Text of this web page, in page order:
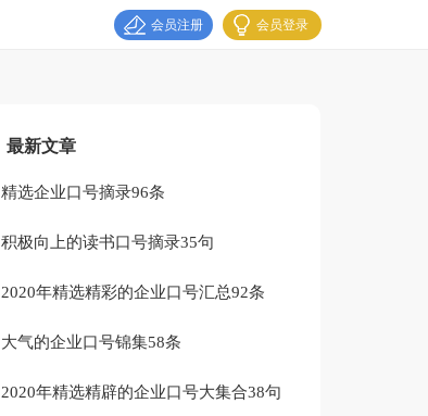
会员登录
会员注册
最新文章
精选企业口号摘录96条
积极向上的读书口号摘录35句
2020年精选精彩的企业口号汇总92条
大气的企业口号锦集58条
2020年精选精辟的企业口号大集合38句